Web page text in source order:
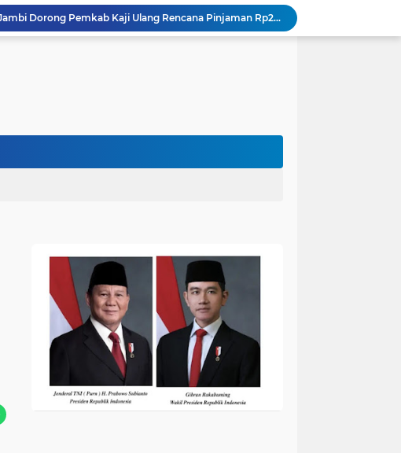
DPRD Muaro Jambi Dorong Pemkab Kaji Ulang Rencana Pinjaman Rp200 Miliar`
Kapolres Muaro Jambi Dorong Penyelesaian Permasalahan PT SATU Melalui Dialog dan Kepastian Hukum
Bupati Fadhil Hadiri Syukuran Selesai Tanam Padi dan Sedekah Bubur di Desa Pasar Terusan`